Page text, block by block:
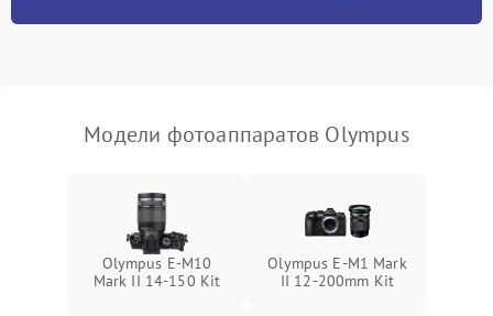
Модели фотоаппаратов Olympus
Olympus E‑M10
Mark II 14-150 Kit
Olympus E‑M1 Mark
II 12-200mm Kit